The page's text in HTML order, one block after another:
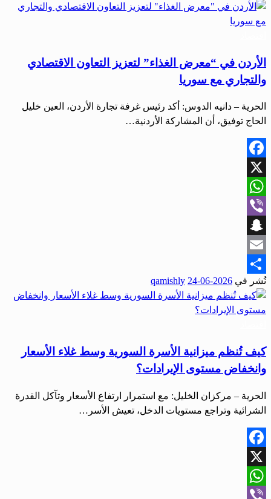
الأردن في “معرض الغذاء” لتعزيز التعاون الاقتصادي
والتجاري مع سوريا
الحرية – دانيه الدوس: أكد رئيس غرفة تجارة الأردن، العين خليل
الحاج توفيق، أن المشاركة الأردنية…
Facebook
X
WhatsApp
Viber
Snapchat
Email
Share
نُشر في 2026-06-24
qamishly
كيف تُنظم ميزانية الأسرة السورية وسط غلاء الأسعار
وانخفاض مستوى الإيرادات؟
الحرية – مركزان الخليل: مع استمرار ارتفاع الأسعار وتآكل القدرة
الشرائية وتراجع مستويات الدخل، تعيش الأسر…
Facebook
X
WhatsApp